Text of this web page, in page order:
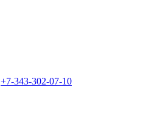
+7-343-302-07-10